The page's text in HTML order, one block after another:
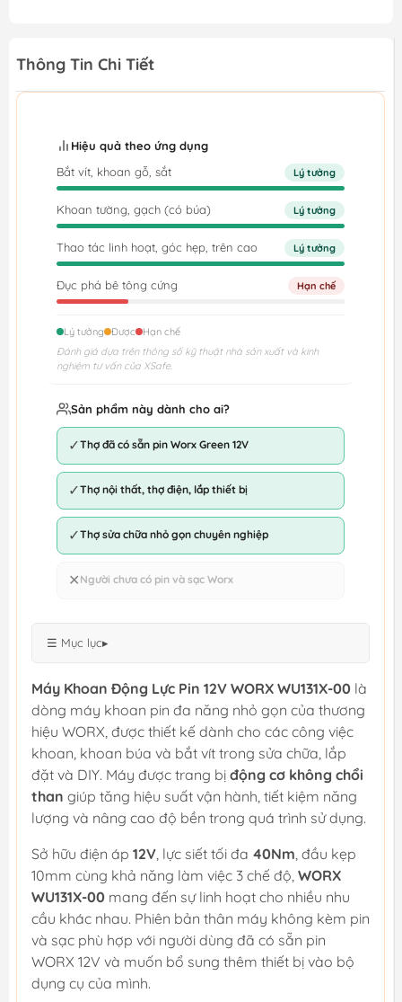
Thông Tin Chi Tiết
Hiệu quả theo ứng dụng
Bắt vít, khoan gỗ, sắt
Lý tưởng
Khoan tường, gạch (có búa) Lý tưởng
Thao tác linh hoạt, góc hẹp, trên cao Lý tưởng
Đục phá bê tông cứng Hạn chế
Lý tưởng Được
Hạn chế
Đánh giá dựa trên thông số kỹ thuật nhà sản xuất và kinh
nghiệm tư vấn của XSafe.
Sản phẩm này dành cho ai?
✓Thợ đã có sẵn pin Worx Green 12V
✓Thợ nội thất, thợ điện, lắp thiết bị
✓Thợ sửa chữa nhỏ gọn chuyên nghiệp
✕ Người chưa có pin và sạc Worx
☰ Mục lục▸
Máy Khoan Động Lực Pin 12V WORX WU131X-00 là
dòng máy khoan pin đa năng nhỏ gọn của thương
hiệu WORX, được thiết kế dành cho các công việc
khoan, khoan búa và bắt vít trong sửa chữa, lắp
đặt và DIY. Máy được trang bị động cơ không chổi
than giúp tăng hiệu suất vận hành, tiết kiệm năng
lượng và nâng cao độ bền trong quá trình sử dụng.
Sở hữu điện áp 12V , lực siết tối đa 40Nm , đầu kẹp
10mm cùng khả năng làm việc 3 chế độ, WORX
WU131X-00 mang đến sự linh hoạt cho nhiều nhu
cầu khác nhau. Phiên bản thân máy không kèm pin
và sạc phù hợp với người dùng đã có sẵn pin
WORX 12V và muốn bổ sung thêm thiết bị vào bộ
dụng cụ của mình.